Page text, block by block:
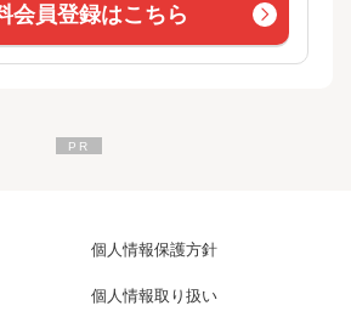
会員登録はこちら
個人情報保護方針
個人情報取り扱い